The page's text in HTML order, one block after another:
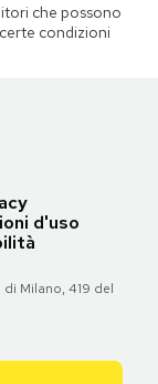
che possono
condizioni
d'uso
Milano, 419 del